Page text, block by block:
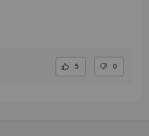
5 0